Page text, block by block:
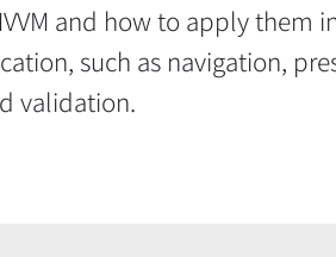
and how to apply them
such as navigation,
validation.